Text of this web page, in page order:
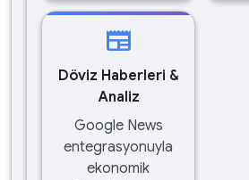
newspaper
Döviz Haberleri &
Analiz
Google News
entegrasyonuyla
ekonomik